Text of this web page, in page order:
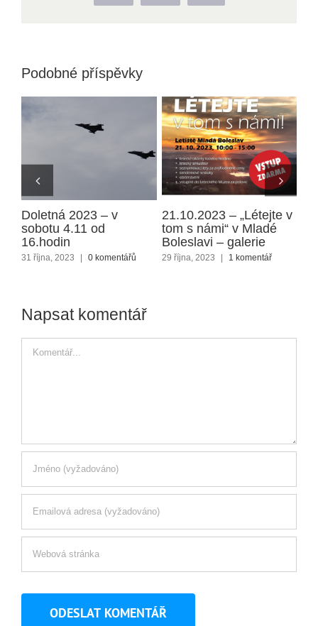
Podobné příspěvky
Doletná 2023 – v
sobotu 4.11 od
16.hodin
31 října, 2023 | 0 komentářů
21.10.2023 – „Létejte v
tom s námi“ v Mladé
Boleslavi – galerie
29 října, 2023 | 1 komentář
Napsat komentář
Komentář